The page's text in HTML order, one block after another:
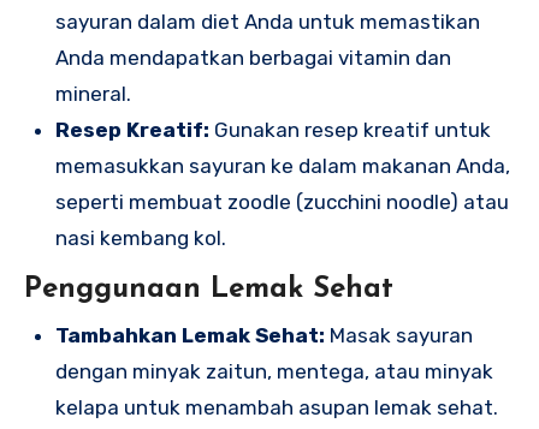
sayuran dalam diet Anda untuk memastikan
Anda mendapatkan berbagai vitamin dan
mineral.
Resep Kreatif: Gunakan resep kreatif untuk
memasukkan sayuran ke dalam makanan Anda,
seperti membuat zoodle (zucchini noodle) atau
nasi kembang kol.
Penggunaan Lemak Sehat
Tambahkan Lemak Sehat: Masak sayuran
dengan minyak zaitun, mentega, atau minyak
kelapa untuk menambah asupan lemak sehat.